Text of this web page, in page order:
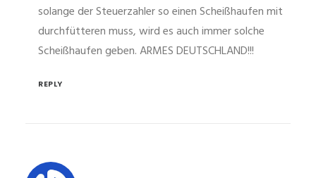
solange der Steuerzahler so einen Scheißhaufen mit
durchfütteren muss, wird es auch immer solche
Scheißhaufen geben. ARMES DEUTSCHLAND!!!
REPLY